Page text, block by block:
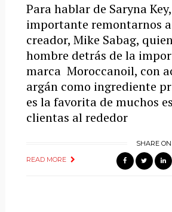
Para hablar de Saryna
importante remontarnos
creador, Mike Sabag,
hombre detrás de la
marca Moroccanoil, con
argán como ingrediente
es la favorita de muchos
clientas al rededor
READ MORE
SHARE ON